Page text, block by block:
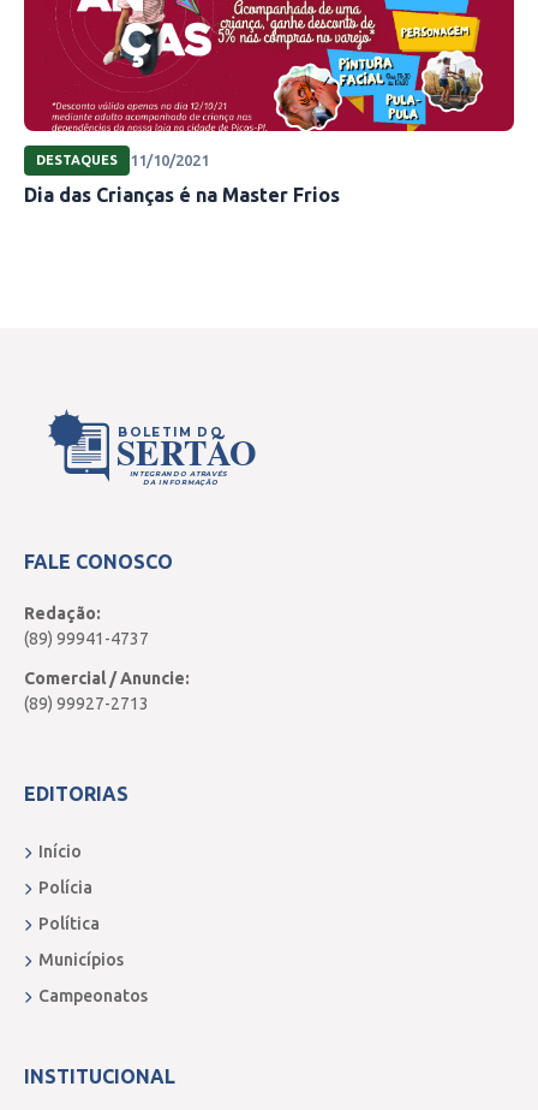
DESTAQUES 11/10/2021
Dia das Crianças é na Master Frios
BOLETIM DO
SERTÃO
INTEGRANDO ATRAVÉS
DA INFORMAÇÃO
FALE CONOSCO
Redação:
(89) 99941-4737
Comercial / Anuncie:
(89) 99927-2713
EDITORIAS
Início
Polícia
Política
Municípios
Campeonatos
INSTITUCIONAL